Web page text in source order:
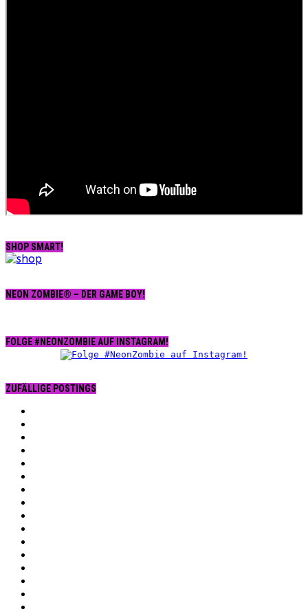
SHOP SMART!
NEON ZOMBIE® – DER GAME BOY!
FOLGE #NEONZOMBIE AUF INSTAGRAM!
ZUFÄLLIGE POSTINGS